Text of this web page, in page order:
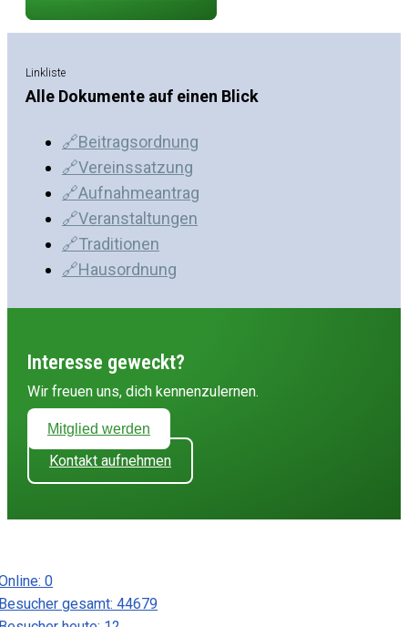
Linkliste
Alle Dokumente auf einen Blick
🔗Beitragsordnung
🔗Vereinssatzung
🔗Aufnahmeantrag
🔗Veranstaltungen
🔗Traditionen
🔗Hausordnung
Interesse geweckt?
Wir freuen uns, dich kennenzulernen.
Mitglied werden
Kontakt aufnehmen
0
gesamt: 44679